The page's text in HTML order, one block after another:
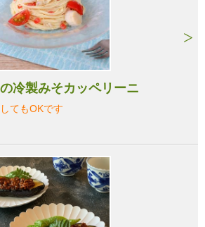
冷製みそカッペリーニ
てもOKです